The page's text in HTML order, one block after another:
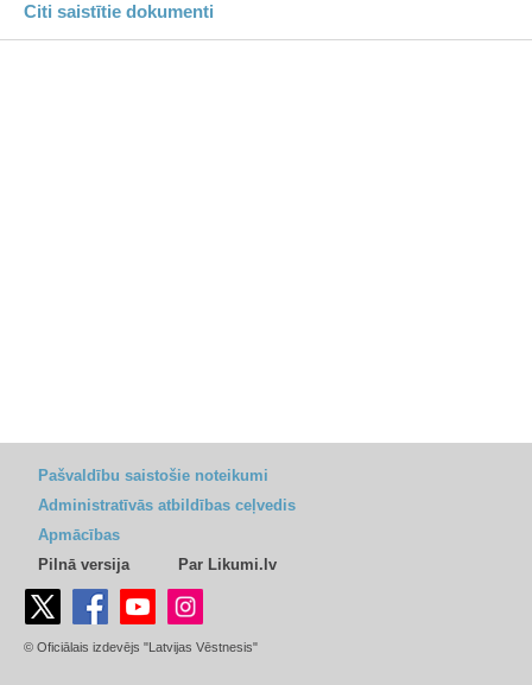
Citi saistītie dokumenti
Pašvaldību saistošie noteikumi
Administratīvās atbildības ceļvedis
Apmācības
Pilnā versija
Par Likumi.lv
© Oficiālais izdevējs "Latvijas Vēstnesis"